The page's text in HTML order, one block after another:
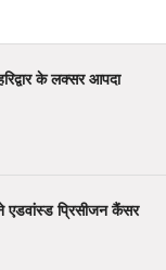
के लक्सर आपदा
एडवांस्ड प्रिसीजन कैंसर